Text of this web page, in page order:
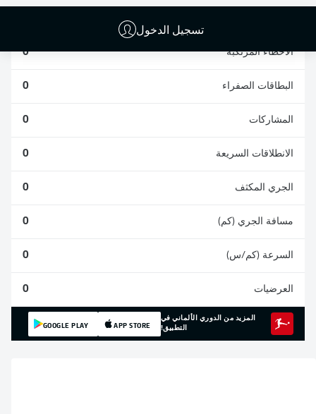
تسجيل الدخول
الأخطاء المرتكبة 0
البطاقات الصفراء 0
المشاركات 0
الانطلاقات السريعة 0
الجري المكثف 0
مسافة الجري (كم) 0
السرعة (كم/س) 0
العرضيات 0
المزيد من الدوري الألماني في
التطبيق!
APP STORE
GOOGLE PLAY